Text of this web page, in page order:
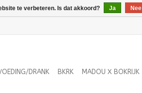
DRANK BKRK MADOU X BOKRIJK
te verbeteren. Is dat akkoord? Ja Nee